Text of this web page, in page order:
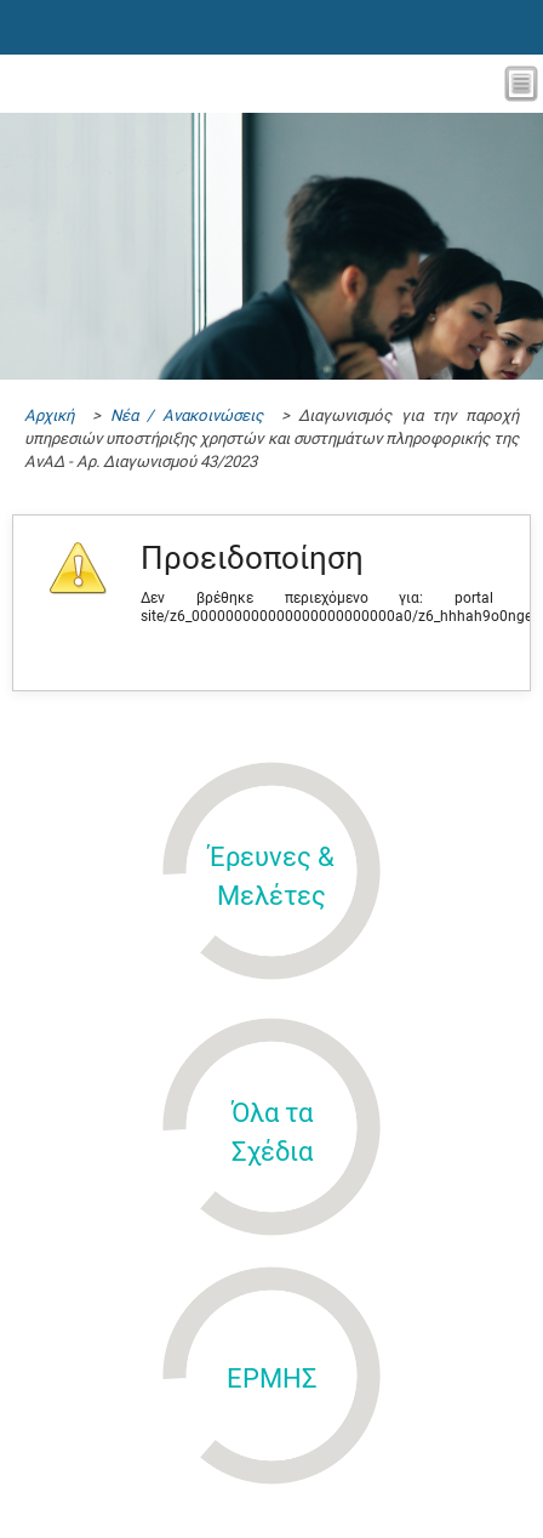
Αρχική> Νέα / Ανακοινώσεις> Διαγωνισμός για την παροχή
υπηρεσιών υποστήριξης χρηστών και συστημάτων πληροφορικής της
ΑνΑΔ - Αρ. Διαγωνισμού 43/2023
Προειδοποίηση
Δεν βρέθηκε περιεχόμενο για: ‭portal
site/z6_000000000000000000000000a0/
Έρευνες &
Μελέτες
Όλα τα
Σχέδια
ΕΡΜΗΣ